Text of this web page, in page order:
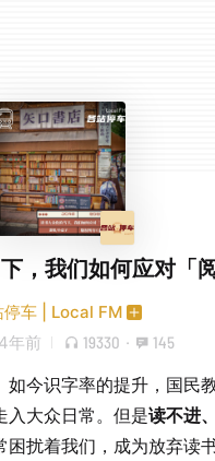
，我们如何应对「
停车 | Local FM
4年前 19330 · 145
如今识字率的提升，国民
入大众日常。但是读不进
困扰着我们，成为放弃读书